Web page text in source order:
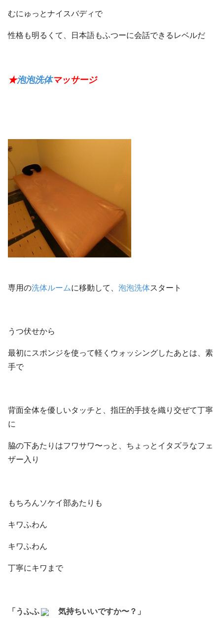
むにゅっとナイスバディで
性格も明るくて、日本語もふつーに会話できるレベルだ
★泡泡洗体マッサージ
専用の洗体ルームに移動して、 泡泡洗体スタート
うつ伏せから
最初にスポンジを使って軽くウォッシングしたあとは、素
手で
背面全体を優しいタッチと、指圧的手技を織り交ぜて丁寧
に
脇の下あたりはフワサワ〜っと、ちょっとイタズラなフェ
ザー入り
もちろんソケイ部あたりも
キワふわん
キワふわん
丁寧にキワまで
「うふふ 気持ちいいですか〜？」